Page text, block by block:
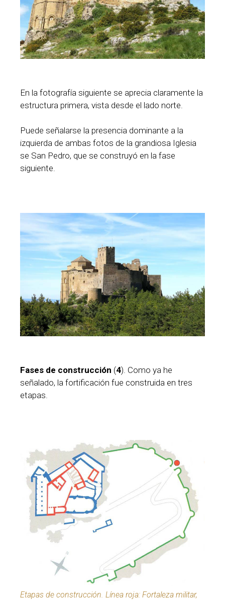
En la fotografía siguiente se aprecia claramente la
estructura primera, vista desde el lado norte.
Puede señalarse la presencia dominante a la
izquierda de ambas fotos de la grandiosa Iglesia
se San Pedro, que se construyó en la fase
siguiente.
Fases de construcción (4). Como ya he
señalado, la fortificación fue construida en tres
etapas.
Etapas de construcción. Línea roja: Fortaleza militar,